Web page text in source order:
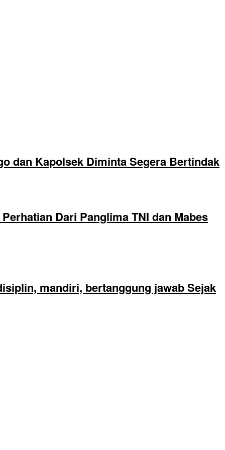
dan Kapolsek Diminta Segera Bertindak
Dari Panglima TNI dan Mabes
mandiri, bertanggung jawab Sejak